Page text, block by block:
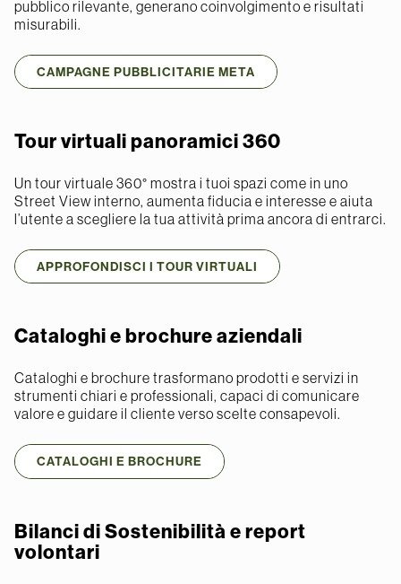
pubblico rilevante, generano coinvolgimento e risultati
misurabili.
CAMPAGNE PUBBLICITARIE META
Tour virtuali panoramici 360
Un tour virtuale 360° mostra i tuoi spazi come in uno
Street View interno, aumenta fiducia e interesse e aiuta
l’utente a scegliere la tua attività prima ancora di entrarci.
APPROFONDISCI I TOUR VIRTUALI
Cataloghi e brochure aziendali
Cataloghi e brochure trasformano prodotti e servizi in
strumenti chiari e professionali, capaci di comunicare
valore e guidare il cliente verso scelte consapevoli.
CATALOGHI E BROCHURE
Bilanci di Sostenibilità e report
volontari